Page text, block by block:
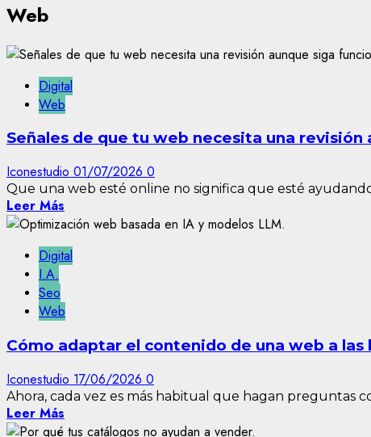
Web
Digital
Web
Señales de que tu web necesita una revisión
Iconestudio 01/07/2026 0
Que una web esté online no significa que esté ayudando
Leer Más
Digital
I.A.
Seo
Web
Cómo adaptar el contenido de una web a
Iconestudio 17/06/2026 0
Ahora, cada vez es más habitual que hagan preguntas
Leer Más